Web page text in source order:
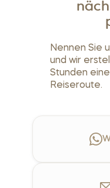
Nennen Sie
und wir
Stunden
Reiseroute.